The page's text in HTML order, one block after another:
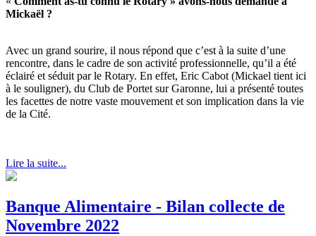
Mickaël ?
Avec un grand sourire, il nous répond que c’est à la suite d’une
rencontre, dans le cadre de son activité professionnelle, qu’il a été
éclairé et séduit par le Rotary. En effet, Eric Cabot (Mickael tient ici
à le souligner), du Club de Portet sur Garonne, lui a présenté toutes
les facettes de notre vaste mouvement et son implication dans la vie
de la Cité.
Lire la suite...
Banque Alimentaire - Bilan collecte de
Novembre 2022